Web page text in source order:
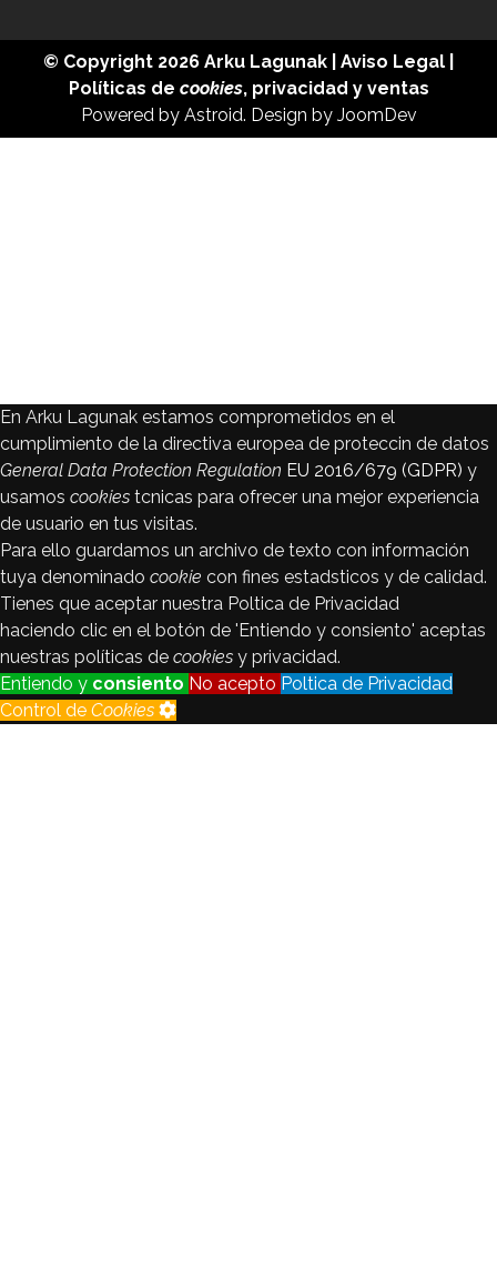
© Copyright 2026 Arku Lagunak Aviso Legal
Políticas de cookies, privacidad y ventas
Powered by Astroid. Design by JoomDev
En Arku Lagunak estamos comprometidos en el
cumplimiento de la directiva europea de proteccin de datos
General Data Protection Regulation EU 2016/679 (GDPR) y
usamos cookies tcnicas para ofrecer una mejor experiencia
de usuario en tus visitas.
Para ello guardamos un archivo de texto con información
tuya denominado cookie con fines estadsticos y de calidad.
Tienes que aceptar nuestra Poltica de Privacidad
haciendo clic en el botón de 'Entiendo y consiento' aceptas
nuestras políticas de cookies y privacidad.
Entiendo y consiento No acepto Poltica de Privacidad
Control de Cookies